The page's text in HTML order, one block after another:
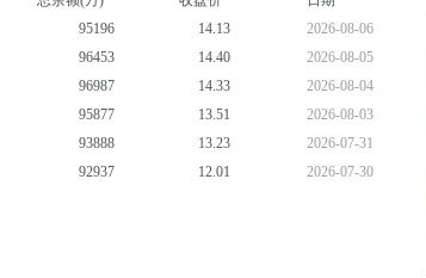
95196 14.13
2026-08-06
96453 14.40
2026-08-05
96987 14.33
2026-08-04
95877 13.51
2026-08-03
93888 13.23
2026-07-31
92937 12.01
2026-07-30